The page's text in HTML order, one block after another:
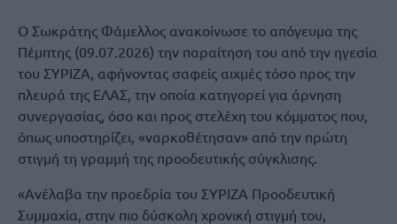
Ο Σωκράτης Φάμελλος ανακοίνωσε το απόγευμα της
Πέμπτης (09.07.2026) την παραίτηση του από την ηγεσία
του ΣΥΡΙΖΑ, αφήνοντας σαφείς αιχμές τόσο προς την
πλευρά της ΕΛΑΣ, την οποία κατηγορεί για άρνηση
συνεργασίας, όσο και προς στελέχη του κόμματος που,
όπως υποστηρίζει, «ναρκοθέτησαν» από την πρώτη
στιγμή τη γραμμή της προοδευτικής σύγκλισης.
«Ανέλαβα την προεδρία του ΣΥΡΙΖΑ Προοδευτική
Συμμαχία, στην πιο δύσκολη χρονική στιγμή του,